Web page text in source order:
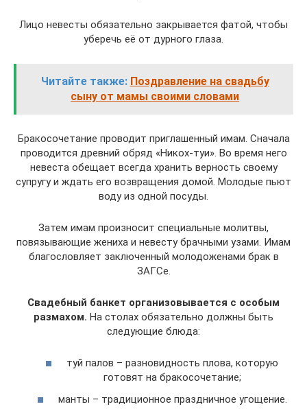
Лицо невесты обязательно закрывается фатой, чтобы
уберечь её от дурного глаза.
Читайте также: Поздравление на свадьбу
сыну от мамы своими словами
Бракосочетание проводит приглашенный имам. Сначала
проводится древний обряд «Никох-туи». Во время него
невеста обещает всегда хранить верность своему
супругу и ждать его возвращения домой. Молодые пьют
воду из одной посуды.
Затем имам произносит специальные молитвы,
повязывающие жениха и невесту брачными узами. Имам
благословляет заключенный молодоженами брак в
ЗАГСе.
Свадебный банкет организовывается с особым
размахом. На столах обязательно должны быть
следующие блюда:
туй палов – разновидность плова, которую
готовят на бракосочетание;
манты – традиционное праздничное угощение.